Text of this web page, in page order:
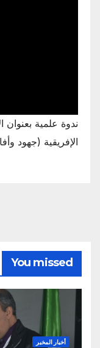
ندوة علمية بعنوان
الإفريقية (جهود
You missed
أخبار المخبر